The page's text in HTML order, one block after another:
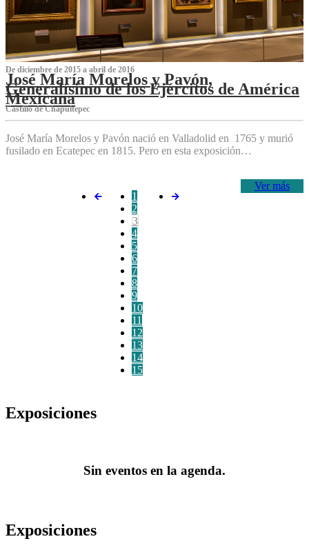
De diciembre de 2015 a abril de 2016
José María Morelos y Pavón,
Generalísimo de los Ejércitos de América
Mexicana
C‌astillo de Chapultepec
José María Morelos y Pavón nació en Valladolid en 1765 y murió
fusilado en Ecatepec en 1815. Pero en esta exposición…
Ver más
1
2
3
4
5
6
7
8
9
10
11
12
13
14
15
Exposiciones
Sin eventos en la agenda.
Exposiciones